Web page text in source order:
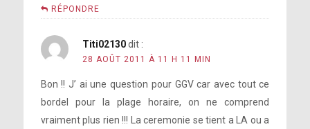
RÉPONDRE
Titi02130 dit :
28 AOÛT 2011 À 11 H 11 MIN
Bon !! J’ ai une question pour GGV car avec tout ce
bordel pour la plage horaire, on ne comprend
vraiment plus rien !!! La ceremonie se tient a LA ou a